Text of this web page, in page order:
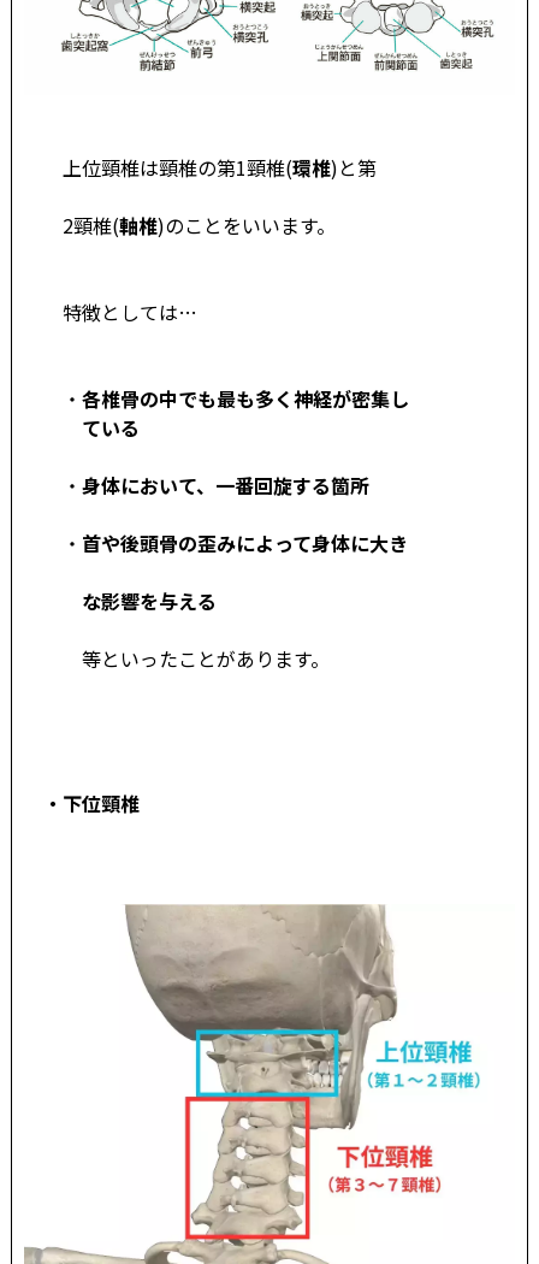
上位頸椎は頸椎の第1頸椎(環椎)と第
2頸椎(軸椎)のことをいいます。
特徴としては…
・ 各椎骨の中でも最も多く神経が密集し
ている
・ 身体において、一番回旋する箇所
・ 首や後頭骨の歪みによって身体に大き
な影響を与える
等といったことがあります。
・下位頸椎